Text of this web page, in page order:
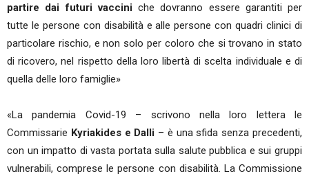
partire dai futuri vacciniche dovranno essere garantiti per
tutte le persone con disabilità e alle persone con quadri clinici di
particolare rischio, e non solo per coloro che si trovano in stato
di ricovero, nel rispetto della loro libertà di scelta individuale e di
quella delle loro famiglie»
«La pandemia Covid-19 – scrivono nella loro lettera le
Commissarie Kyriakides e Dalli – è una sfida senza precedenti,
con un impatto di vasta portata sulla salute pubblica e sui gruppi
vulnerabili, comprese le persone con disabilità. La Commissione